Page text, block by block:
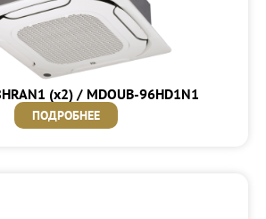
(x2) / MDOUB-96HD1N1
ПОДРОБНЕЕ